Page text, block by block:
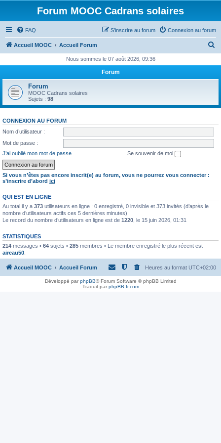
Forum MOOC Cadrans solaires
FAQ Connexion au forum
S’inscrire au forum
Accueil MOOC Accueil Forum
h
r
Nous sommes le 07 août 2026, 09:36
Forum
Forum
MOOC Cadrans solaires
Sujets : 98
CONNEXION AU FORUM
Nom d’utilisateur :
Mot de passe :
J’ai oublié mon mot de passe
Se souvenir de moi
Si vous n’êtes pas encore inscrit(e) au forum, vous ne pourrez vous connecter :
s’inscrire d’abord ici
QUI EST EN LIGNE
Au total il y a 373 utilisateurs en ligne : 0 enregistré, 0 invisible et 373 invités (d’après le
nombre d’utilisateurs actifs ces 5 dernières minutes)
Le record du nombre d’utilisateurs en ligne est de 1220 , le 15 juin 2026, 01:31
STATISTIQUES
214 messages • 64 sujets • 285 membres • Le membre enregistré le plus récent est
aireau50
Accueil MOOC Accueil Forum Heures au format UTC+02:00
Développé parphpBB® Forum Software © phpBB Limited
Traduit parphpBB-fr.com